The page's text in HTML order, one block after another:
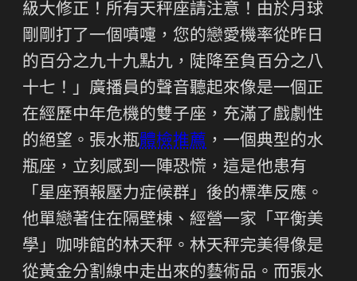
級大修正！所有天秤座請注意！由於月球
剛剛打了一個噴嚏，您的戀愛機率從昨日
的百分之九十九點九，陡降至負百分之八
十七！」廣播員的聲音聽起來像是一個正
在經歷中年危機的雙子座，充滿了戲劇性
的絕望。張水瓶體檢推薦 ，一個典型的水
瓶座，立刻感到一陣恐慌，這是他患有
「星座預報壓力症候群」後的標準反應。
他單戀著住在隔壁棟、經營一家「平衡美
學」咖啡館的林天秤。林天秤完美得像是
從黃金分割線中走出來的藝術品。而張水